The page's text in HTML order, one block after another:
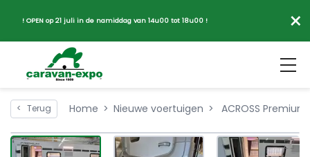
! OPEN op 21 juli in de namiddag van 14u00 tot 18u00 ! ×
< Terug Home Nieuwe voertuigen ACROSS